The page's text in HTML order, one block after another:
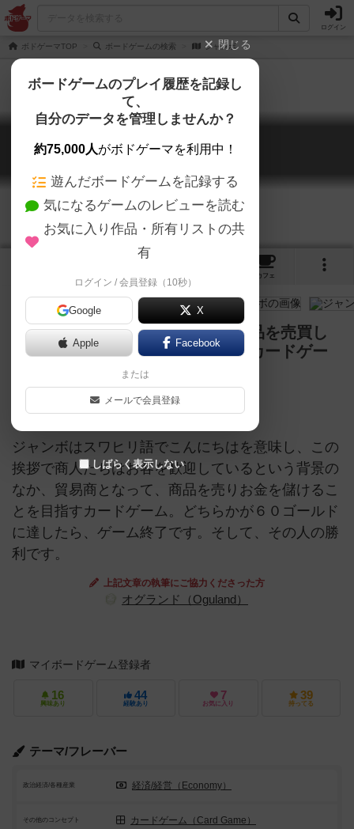
ログイン
ボドゲーマTOP ボードゲームの検索 ジャンボ
ジャンボ
Jambo
カフェ
５アクションポイントを使って商品を売買し
ながらお金を儲ける２人用の対戦カードゲー
アラカルトカードゲーム賞
ジャンボはスワヒリ語でこんにちはを意味し、この
挨拶で商人たちはお客を歓迎しているという背景の
なか、貿易商となって、商品を売りお金を儲けるこ
とを目指すカードゲーム。どちらかが６０ゴールド
に達したら、ゲーム終了です。そして、その人の勝
利です。
上記文章の執筆にご協力くださった方
オグランド（Oguland）
マイボードゲーム登録者
16
興味あり
44
経験あり
7
お気に入り
39
持ってる
テーマ/フレーバー
政治経済/各種産業 経済/経営（Economy）
その他のコンセプト カードゲーム（Card Game）
閉じる
ボードゲームのプレイ履歴を記録し
て、
自分のデータを管理しませんか？
約75,000人がボドゲーマを利用中！
遊んだボードゲームを記録する
気になるゲームのレビューを読む
お気に入り作品・所有リストの共
有
ログイン / 会員登録（10秒）
Google X
Apple Facebook
または
メールで会員登録
しばらく表示しない